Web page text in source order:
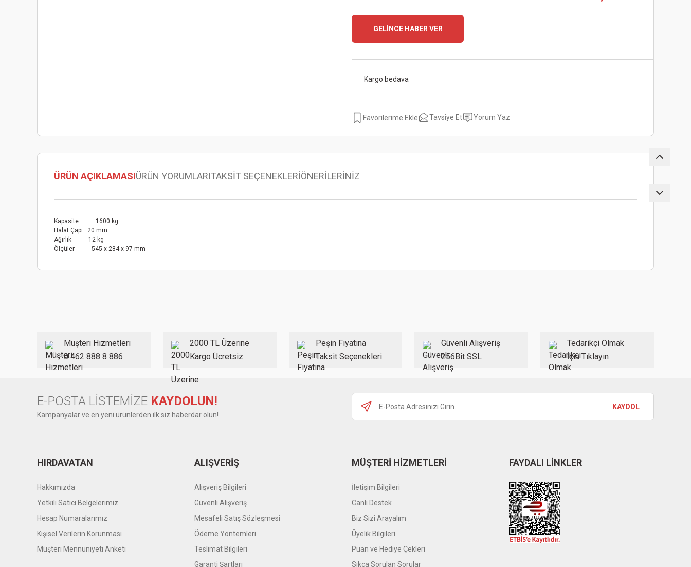
GELİNCE HABER VER
Kargo bedava
Tavsiye Et Yorum Yaz
ÜRÜN AÇIKLAMASIÜRÜN YORUMLARITAKSİT SEÇENEKLERİÖNERİLERİNİZ
Kapasite 1600 kg
Halat Çapı 20 mm
Ağırlık 12 kg
Ölçüler 545 x 284 x 97 mm
Ürün bilgilerinde hatalar bulunuyor.
Ürün fiyatı diğer sitelerden daha pahalı.
Bu ürüne benzer farklı alternatifler olmalı.
Gönder
Müşteri Hizmetleri
0 462 888 8 886
2000 TL Üzerine
Kargo Ücretsiz
Peşin Fiyatına
Taksit Seçenekleri
Güvenli Alışveriş
256Bit SSL
Tedarikçi Olmak
İçin Tıklayın
E-POSTA LİSTEMİZE KAYDOLUN!
Kampanyalar ve en yeni ürünlerden ilk siz haberdar olun!
KAYDOL
HIRDAVATAN
Hakkımızda
Yetkili Satıcı Belgelerimiz
Hesap Numaralarımız
Kişisel Verilerin Korunması
Müşteri Mennuniyeti Anketi
ALIŞVERİŞ
Alışveriş Bilgileri
Güvenli Alışveriş
Mesafeli Satış Sözleşmesi
Ödeme Yöntemleri
Teslimat Bilgileri
Garanti Şartları
MÜŞTERİ HİZMETLERİ
İletişim Bilgileri
Canlı Destek
Biz Sizi Arayalım
Üyelik Bilgileri
Puan ve Hediye Çekleri
Sıkça Sorulan Sorular
FAYDALI LİNKLER